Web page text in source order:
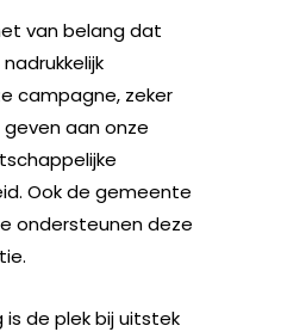
van belang dat
campagne, zeker
aan onze
Ook de gemeente
ondersteunen deze
de plek bij uitstek